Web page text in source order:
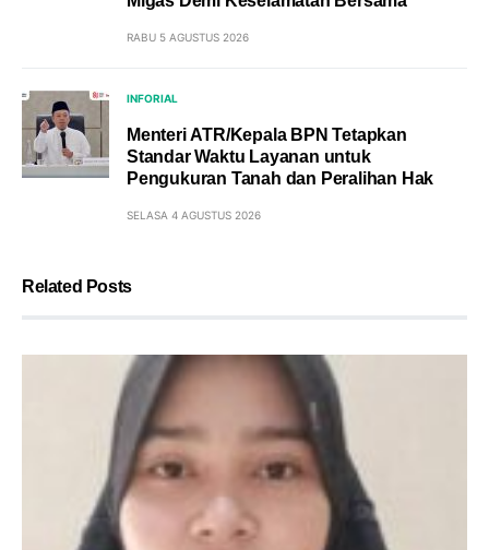
RABU 5 AGUSTUS 2026
INFORIAL
Menteri ATR/Kepala BPN Tetapkan
Standar Waktu Layanan untuk
Pengukuran Tanah dan Peralihan Hak
SELASA 4 AGUSTUS 2026
Related Posts